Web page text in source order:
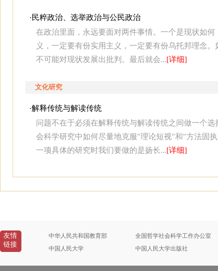
·民粹政治、选举政治与公民政治
在政治里面，永远要面对两件事情。一个是现状如
义，一定要有份实用主义，一定要有份乌托邦理念
不可能对现状发展出批判。最后就会...[详细]
文化研究
·解释传统与解读传统
问题不在于必须在解释传统与解读传统之间做一个
会科学研究中如何尽量地克服"理论短视"和"方法固
一项具体的研究时我们要做的是扬长...[详细]
友情
链接
中华人民共和国教育部
全国哲学社会科学工作办公室
中国人民大学
中国人民大学出版社